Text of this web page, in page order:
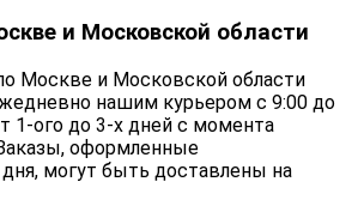
и Московской области
Москве и Московской области
нашим курьером с 9:00 до
1-ого до 3-х дней с момента
оформленные
могут быть доставлены на